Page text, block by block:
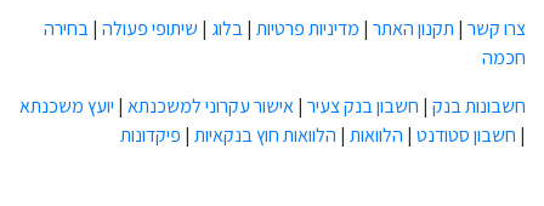
צרו קשר | תקנון האתר | מדיניות פרטיות |בלוג | שיתופי פעולה |בחירה
חכמה
חשבונות בנק | חשבון בנק צעיר |אישור עקרוני למשכנתא | יועץ משכנתא
| חשבון סטודנט | הלוואות | הלוואות חוץ בנקאיות | פיקדונות